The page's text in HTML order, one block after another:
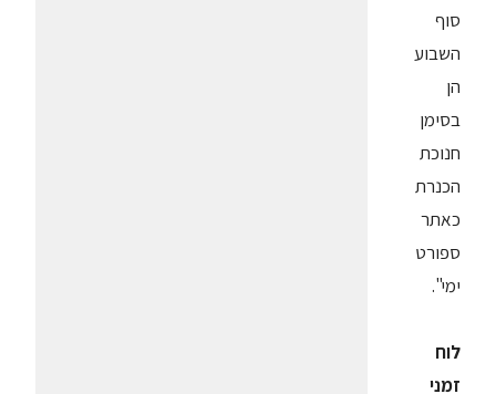
סוף
השבוע
הן
בסימן
חנוכת
הכנרת
כאתר
ספורט
ימי".
לוח
זמני